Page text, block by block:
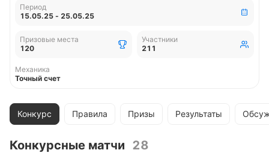
Период
15.05.25 - 25.05.25
Призовые места
120
Участники
211
Механика
Точный счет
Конкурс Правила Призы Результаты
Конкурсные матчи 28